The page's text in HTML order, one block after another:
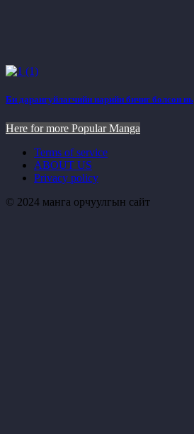
Би дарангуйлагчийн нарийн бичиг болсон нь
Here for more Popular Manga
Terms of service
ABOUT US
Privacy policy
© 2024 манга орчуулгын сайт